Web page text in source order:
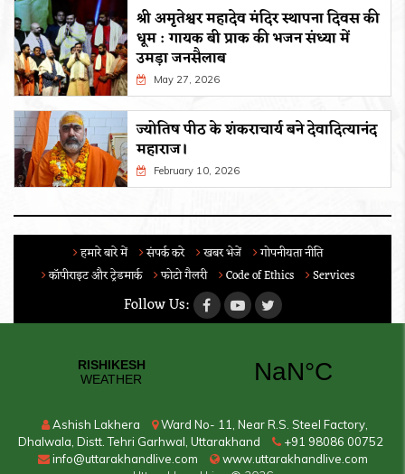
श्री अमृतेश्वर महादेव मंदिर स्थापना दिवस की
धूम : गायक बी प्राक की भजन संध्या में
उमड़ा जनसैलाब
May 27, 2026
ज्योतिष पीठ के शंकराचार्य बने देवादित्यानंद
महाराज।
February 10, 2026
हमारे बारे में संपर्क करे खबर भेजें
गोपनीयता नीति
कॉपीराइट और ट्रेडमार्क
फोटो गैलरी Code of Ethics Services
Follow Us:
Ashish Lakhera
Ward No- 11, Near R.S. Steel Factory,
Dhalwala, Distt. Tehri Garhwal, Uttarakhand
+91 98086 00752
info@uttarakhandlive.com
www.uttarakhandlive.com